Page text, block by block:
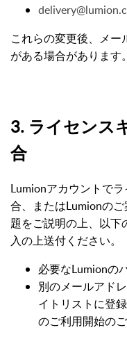
これらの変更後、メ
がある場合があります。
3. ライセンス
合
Lumionアカウントで
合、またはLumionの
題をご説明の上、以
入の上送付ください。
必要なLumionの
別のメールアド
イトリストに登
のご利用開始の